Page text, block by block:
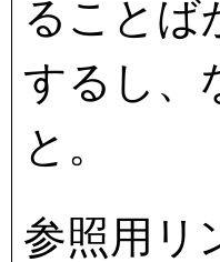
ることば
するし、
と。
参照用リ